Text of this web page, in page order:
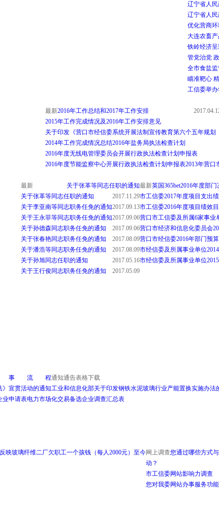
辽宁省人
辽宁省人
优化营商
大连农畜
铁岭经济
管党治党
全市食盐
瞄准靶心
工信委举
最新2016年工作总结和2017年工作安排
2015年工作完成情况及2016年工作安排意见
关于印发《营口市经信委系统开展法制宣传教育第六个五年规划
2014年工作完成情况总结2016年盐务局执法检查计划
2016年度无线电管理委员会开展行政执法检查计划申报表
2016年度节能监察中心开展行政执法检查计划申报表2013年营口
最新英国365bet2016年度部门
市工信委2017年度项目支出
市工信委2016年度项目绩效
营口市工信委及所属6家事业
营口市经济和信息化委员会
营口市经信委2016年部门预算
市经信委及所属事业单位
市经信委及所属事业单位
最新
关于张革等同志任职的通知
关于张革等同志任职的通知
2017.11.29
关于李亚南等同志职务任免的通知2017.09.13
关于王永菲等同志职务任免的通知2017.09.06
关于孙德森同志职务任免的通知
2017.09.06
关于张春艳同志职务任免的通知
2017.08.09
关于潘浩等同志职务任免的通知
2017.08.09
关于孙旭同志任职的通知
2017.05.16
关于王行俊同志职务任免的通知
2017.05.09
事 流 程通知通告表格下载
》宣贯活动的通知工业和信息化部关于印发钢铁水泥玻璃行业产能置换实施办法
业申请表电力市场化交易备选企业调查汇总表
映玻璃纤维二厂欠职工一个孩钱（每人2000元）至今网上调查您通过哪些方式
动？
市工信委网站影响力调查
您对我委网站办事服务功